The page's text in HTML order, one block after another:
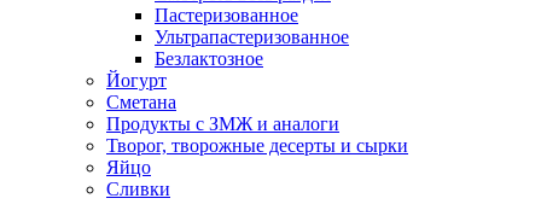
Пастеризованное
Ультрапастеризованное
Безлактозное
Йогурт
Сметана
Продукты с ЗМЖ и аналоги
Творог, творожные десерты и сырки
Яйцо
Сливки